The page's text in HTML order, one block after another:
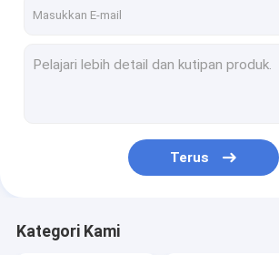
Mesin Cetak Label Flexo
Mesin Pembuat Kantong Kertas Medis
Terus
Kategori Kami